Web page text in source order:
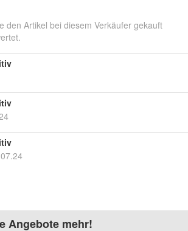
den Artikel bei diesem Verkäufer gekauft
Angebote mehr!